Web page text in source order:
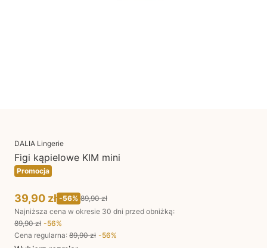
DALIA Lingerie
Figi kąpielowe KIM mini
Promocja
39,90 zł -56% 89,90 zł
Najniższa cena w okresie 30 dni przed obniżką:
89,90 zł -56%
Cena regularna: 89,90 zł -56%